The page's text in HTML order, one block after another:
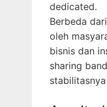
dedicated.
Berbeda
oleh
bisnis dan
sharing